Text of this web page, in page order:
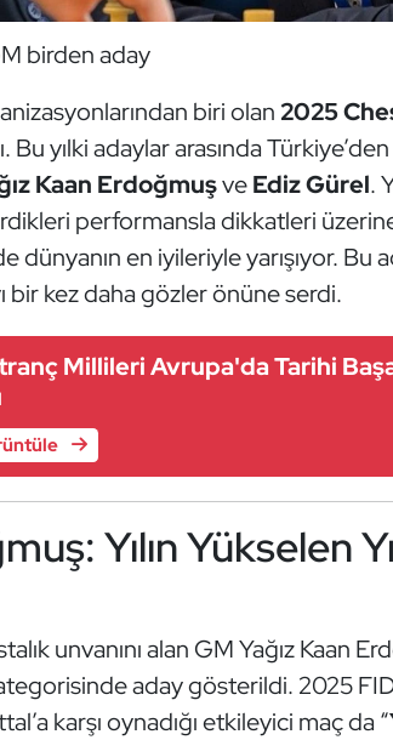
birden aday
biri olan 2025
Bu yılki adaylar arasında
Kaan ErdoğmuşveEdiz Gürel.
performansla dikkatleri
en iyileriyle yarışıyor. Bu
bir kez daha gözler önüne serdi.
Millileri Avrupa'da Tarihi
Yılın Yükselen
unvanını alan GM Yağız Kaan
aday gösterildi. 2025
karşı oynadığı etkileyici maç da “